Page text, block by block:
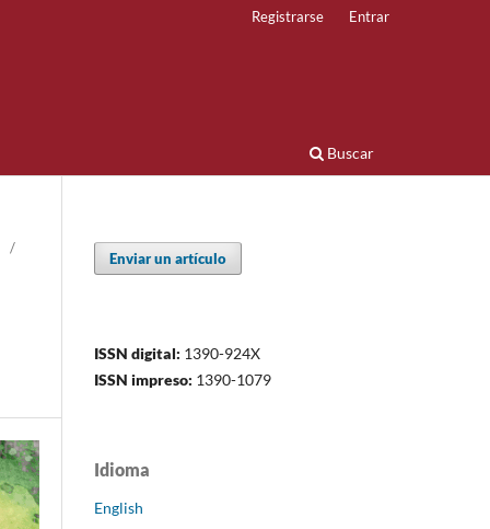
Buscar
Registrarse Entrar
/
Enviar un artículo
ISSN digital: 1390-924X
ISSN impreso: 1390-1079
Idioma
English